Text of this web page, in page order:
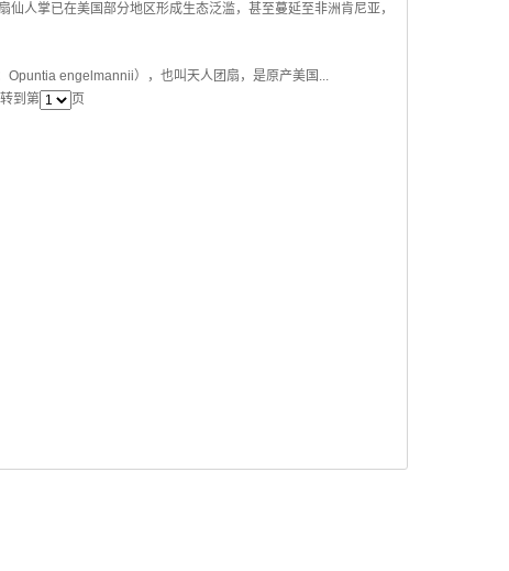
人掌已在美国部分地区形成生态泛滥，甚至蔓延至非洲肯尼亚，
Opuntia engelmannii），也叫天人团扇，是原产美国...
到第 页